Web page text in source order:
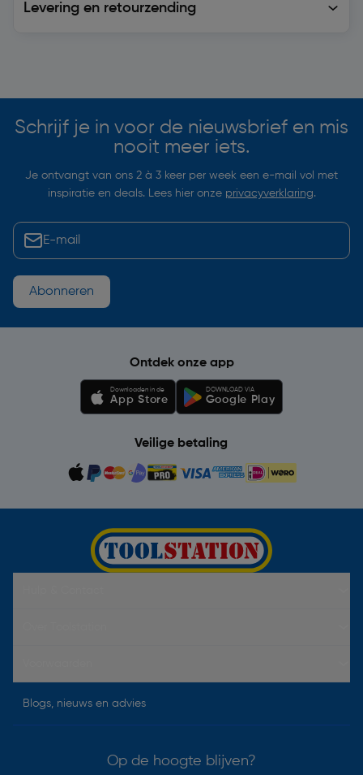
Levering en retourzending
Schrijf je in voor de nieuwsbrief en mis
nooit meer iets.
Je ontvangt van ons 2 à 3 keer per week een e-mail vol met
inspiratie en deals. Lees hier onze privacyverklaring.
Abonneren
Ontdek onze app
Downloaden in de
App Store
DOWNLOAD VIA
Google Play
Veilige betaling
Blogs, nieuws en advies
Op de hoogte blijven?